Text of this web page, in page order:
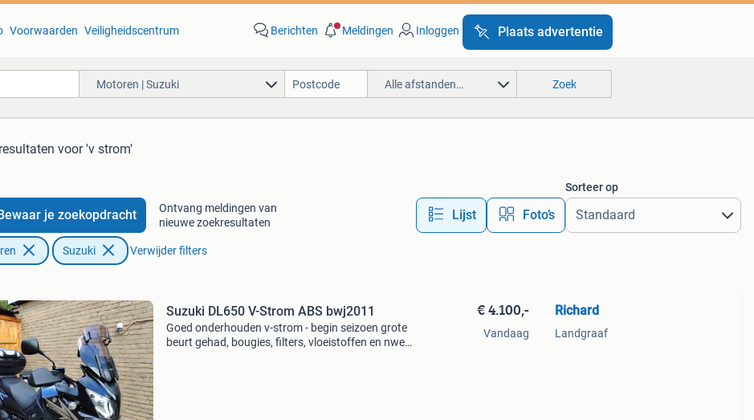
Voorwaarden Veiligheidscentrum Berichten Meldingen Inloggen Plaats advertentie
Motoren | Suzuki Alle afstanden… Zoek
voor 'v strom'
je zoekopdracht
Ontvang meldingen van
nieuwe zoekresultaten
Lijst Foto’s
Sorteer op
Suzuki Verwijder filters
Suzuki DL650 V-Strom ABS bwj2011
Goed onderhouden v-strom - begin seizoen grote
beurt gehad, bougies, filters, vloeistoffen en nwe
€ 4.100,-
Vandaag
Richard
Landgraaf